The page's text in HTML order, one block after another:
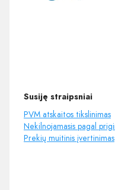
Susiję straipsniai
PVM atskaitos tikslinimas
Nekilnojamasis pagal
Prekių muitinis įvertinimas